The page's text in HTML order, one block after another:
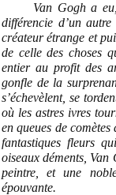
Van Gogh a eu,
différencie d’un
créateur étrange et
de celle des choses
entier au profit des
gonfle de la
s’échevèlent, se
où les astres ivres
en queues de
fantastiques fleurs
oiseaux déments,
peintre, et une
épouvante.